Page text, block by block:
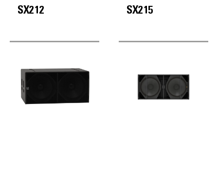
SX212 SX215